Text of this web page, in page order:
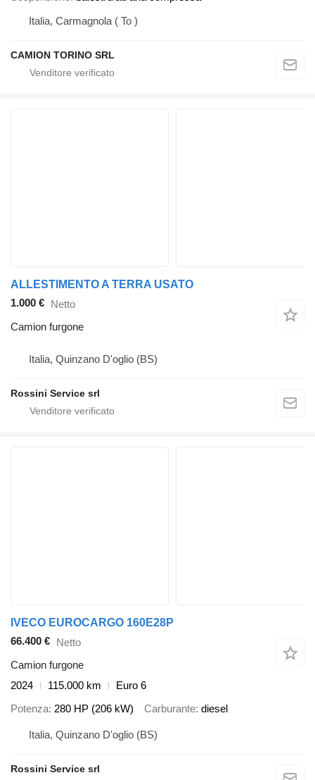
Italia, Carmagnola ( To )
CAMION TORINO SRL
ALLESTIMENTO A TERRA USATO
1.000 € Netto
Camion furgone
Italia, Quinzano D'oglio (BS)
Rossini Service srl
IVECO EUROCARGO 160E28P
66.400 € Netto
Camion furgone
2024
115.000 km
Euro 6
Potenza 280 HP (206 kW) Carburante diesel
Italia, Quinzano D'oglio (BS)
Rossini Service srl